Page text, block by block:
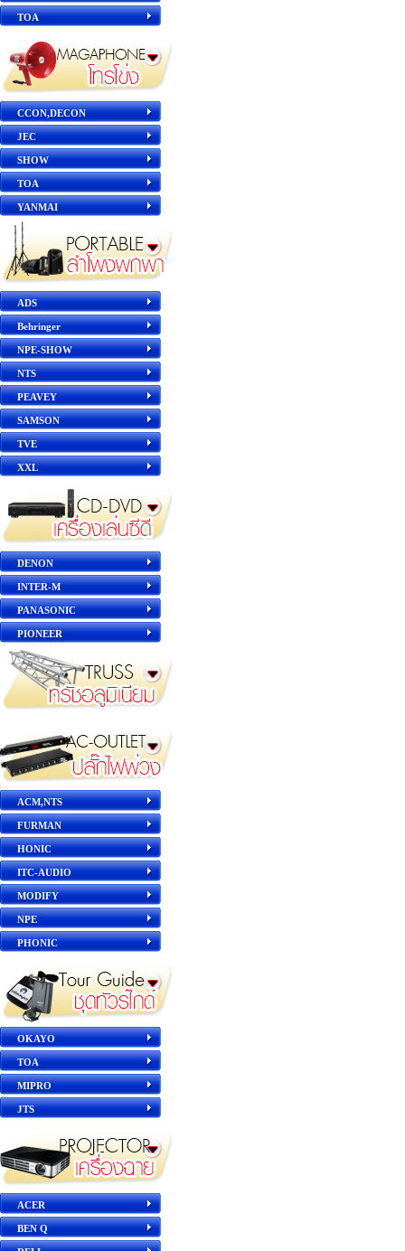
TOA
CCON,DECON
JEC
SHOW
TOA
YANMAI
ADS
Behringer
NPE-SHOW
NTS
PEAVEY
SAMSON
TVE
XXL
DENON
INTER-M
PANASONIC
PIONEER
ACM,NTS
FURMAN
HONIC
ITC-AUDIO
MODIFY
NPE
PHONIC
OKAYO
TOA
MIPRO
JTS
ACER
BEN Q